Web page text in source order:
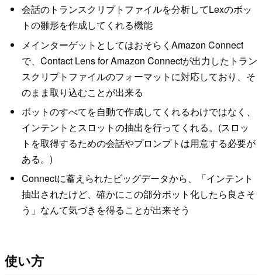
会話のトランスクリプトファイルを分析してLexのボッ
トの雛形を作成してくれる機能
メインターゲットとしてはおそらくAmazon Connect
で、Contact Lens for Amazon Connectが出力したトラン
スクリプトファイルのフォーマットに対応しており、そ
のまま取り込むことが出来る
ボットのすべてを自動で作成してくれるわけではなく、
インテントとスロットの抽出を行ってくれる。(スロッ
トを取得するための会話やプロンプトは用意する必要が
ある。)
Connectに蓄えられたビッグデータから、「インテント
抽出されたけど、確かにこの部分ボット化したら良さそ
う」なんて気づきを得ることが出来そう
使い方